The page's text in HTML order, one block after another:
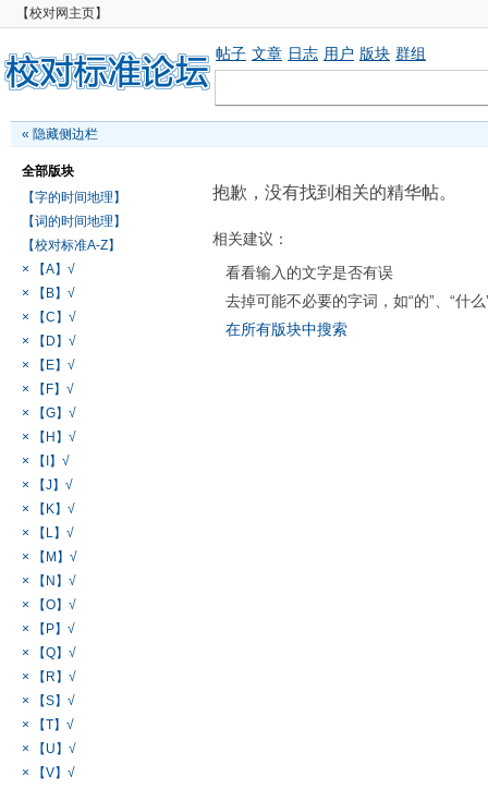
【校对网主页】
帖子 文章 日志 用户 版块 群组
« 隐藏侧边栏
全部版块
【字的时间地理】
【词的时间地理】
【校对标准A-Z】
× 【A】√
× 【B】√
× 【C】√
× 【D】√
× 【E】√
× 【F】√
× 【G】√
× 【H】√
× 【I】√
× 【J】√
× 【K】√
× 【L】√
× 【M】√
× 【N】√
× 【O】√
× 【P】√
× 【Q】√
× 【R】√
× 【S】√
× 【T】√
× 【U】√
× 【V】√
抱歉，没有找到相关的精华帖。
相关建议：
看看输入的文字是否有误
去掉可能不必要的字词，如“的”、“什么
在所有版块中搜索